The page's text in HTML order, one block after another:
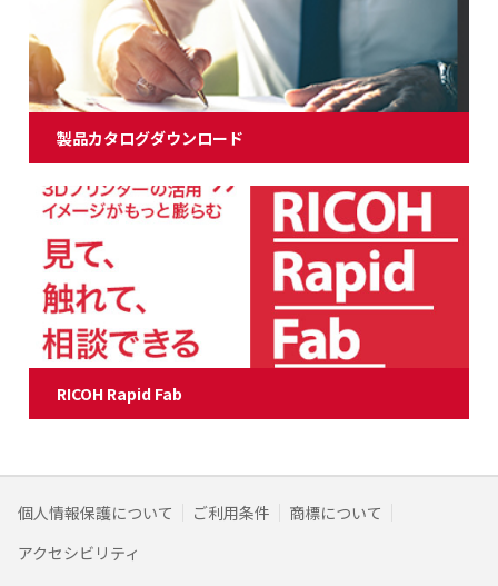
製品カタログダウンロード
RICOH Rapid Fab
個人情報保護について ご利用条件
商標について
アクセシビリティ